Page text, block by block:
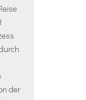
der